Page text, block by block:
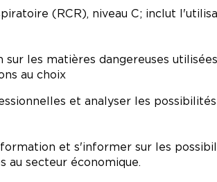
(RCR), niveau C; inclut
les matières dangereuses
au choix
et analyser les
et s'informer sur les
au secteur économique.